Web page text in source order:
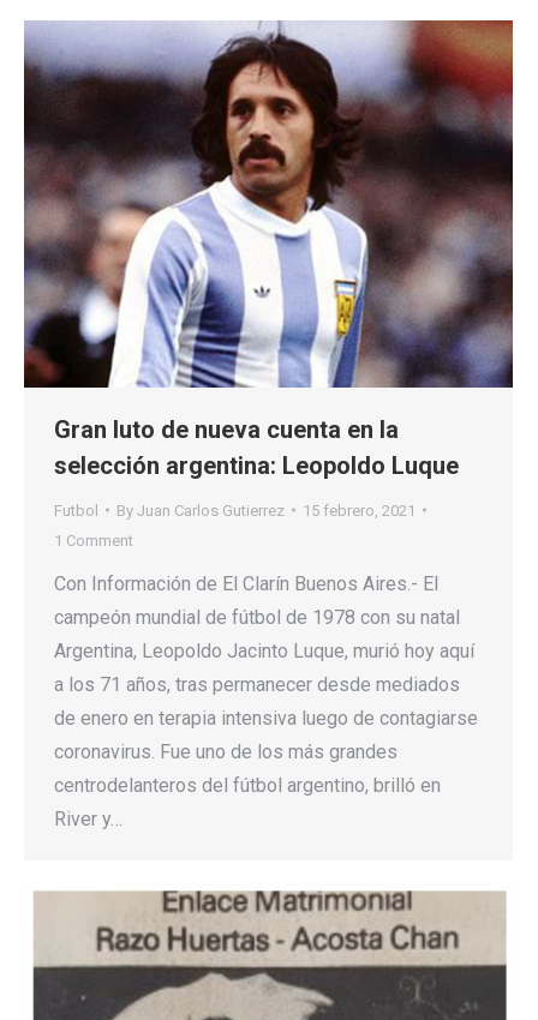
Gran luto de nueva cuenta en la
selección argentina: Leopoldo Luque
Futbol By Juan Carlos Gutierrez
15 febrero, 2021
1 Comment
Con Información de El Clarín Buenos Aires.- El
campeón mundial de fútbol de 1978 con su natal
Argentina, Leopoldo Jacinto Luque, murió hoy aquí
a los 71 años, tras permanecer desde mediados
de enero en terapia intensiva luego de contagiarse
coronavirus. Fue uno de los más grandes
centrodelanteros del fútbol argentino, brilló en
River y…